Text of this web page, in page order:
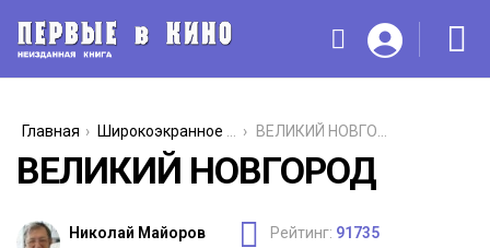
You are here:
Главная Широкоэкранное кино ВЕЛИКИЙ НОВГОРОД
ВЕЛИКИЙ НОВГОРОД
Николай Майоров Рейтинг: 91735